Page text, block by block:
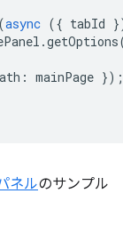
(async ({ tabId
.getOptions
: mainPage });
ネルのサンプル